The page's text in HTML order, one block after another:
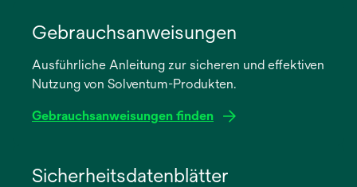
Gebrauchsanweisungen
Ausführliche Anleitung zur sicheren und effektiven
Nutzung von Solventum-Produkten.
Gebrauchsanweisungen finden
Sicherheitsdatenblätter